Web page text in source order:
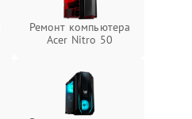
Ремонт компьютера
Acer Nitro 50